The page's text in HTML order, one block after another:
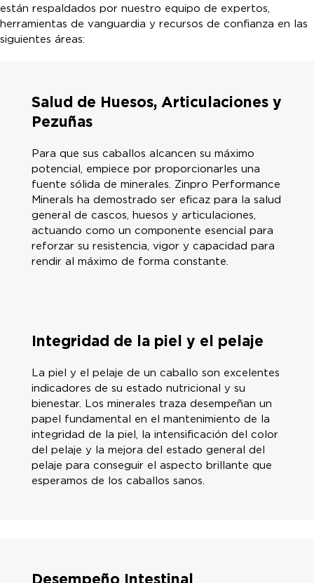
anticuerpos aumentó, estableciendo una
están respaldados por nuestro equipo de expertos,
herramientas de vanguardia y recursos de confianza en las
siguientes áreas:
Salud de Huesos, Articulaciones y
Pezuñas
Para que sus caballos alcancen su máximo
potencial, empiece por proporcionarles una
fuente sólida de minerales. Zinpro Performance
Minerals ha demostrado ser eficaz para la salud
general de cascos, huesos y articulaciones,
actuando como un componente esencial para
reforzar su resistencia, vigor y capacidad para
rendir al máximo de forma constante.
Integridad de la piel y el pelaje
La piel y el pelaje de un caballo son excelentes
indicadores de su estado nutricional y su
bienestar. Los minerales traza desempeñan un
papel fundamental en el mantenimiento de la
integridad de la piel, la intensificación del color
del pelaje y la mejora del estado general del
pelaje para conseguir el aspecto brillante que
esperamos de los caballos sanos.
Desempeño Intestinal